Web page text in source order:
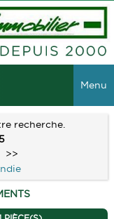
Menu
recherche.
>>